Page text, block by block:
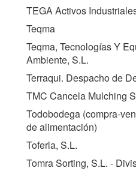
TEGA Activos
Teqma
Teqma, Tecnologías Y
Ambiente, S.L.
Terraqui. Despacho de
TMC Cancela Mulching
Todobodega (compra-
de alimentación)
Toferla, S.L.
Tomra Sorting, S.L. -